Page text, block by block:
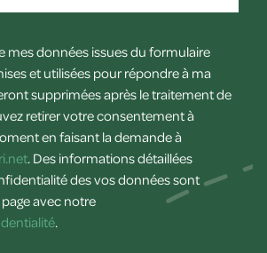
mes données issues du formulaire
et utilisées pour répondre à ma
supprimées après le traitement de
retirer votre consentement à
en faisant la demande à
. Des informations détaillées
des vos données sont
avec notre
.